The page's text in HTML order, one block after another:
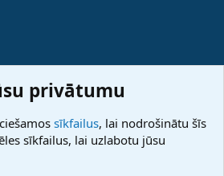
privātumu
sīkfailus, lai nodrošinātu šīs
sīkfailus, lai uzlabotu jūsu